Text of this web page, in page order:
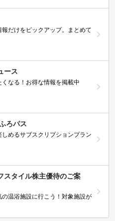
報だけをピックアップ。まとめて
ース
なる！お得な情報を掲載中
ろパス
めるサブスクリプションプラン
スタイル株主優待のご案
温浴施設に行こう！対象施設が